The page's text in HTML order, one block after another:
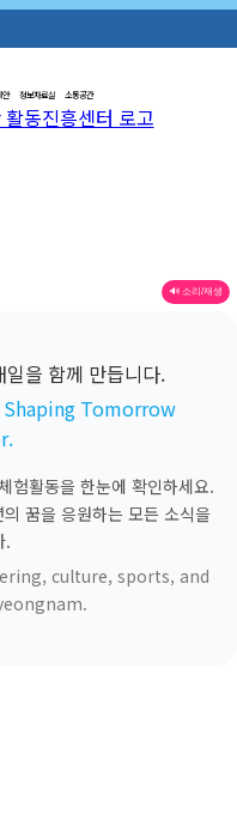
안 정보자료실 소통공간
🔊 소리/재생
을 함께 만듭니다.
Tomorrow
험활동을 한눈에 확인하세요.
의 꿈을 응원하는 모든 소식을
.
culture, sports, and